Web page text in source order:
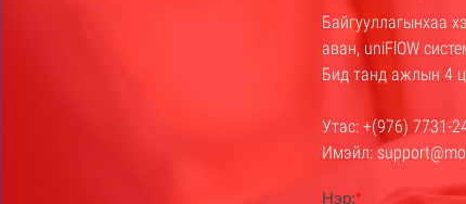
Байгууллагынхаа
аван, uniFlOW
Бид танд ажлын 4
Утас: +(976) 7731-
Имэйл: